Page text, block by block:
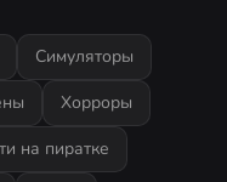
Симуляторы
Хорроры
на пиратке